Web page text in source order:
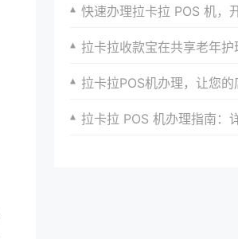
快速办理拉卡拉 POS 机，开启便捷支付
拉卡拉收款宝在共享老年护理服务支付的收款便捷
拉卡拉POS机办理，让您的店铺接受更多支付
拉卡拉 POS 机办理指南：详细步骤，一